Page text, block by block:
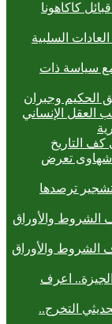
كاكاهونا
السلبية
سياسة ذات
الحكيم وجبران
العقل الإنساني
التاريخ
شهاوى تعرض
ترصدها
الشروط والأوراق
الشروط والأوراق
اعرف
التخرج..